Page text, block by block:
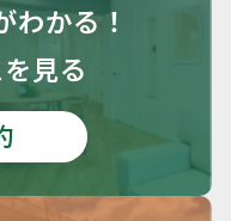
わかる！
見る